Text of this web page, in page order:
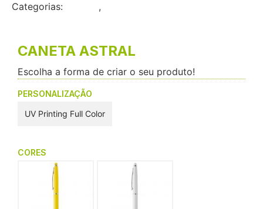
Categorias: ,
CANETA ASTRAL
Escolha a forma de criar o seu produto!
PERSONALIZAÇÃO
UV Printing Full Color
CORES